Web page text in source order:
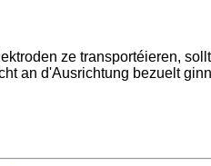
ze transportéieren,
an d'Ausrichtung bezuelt